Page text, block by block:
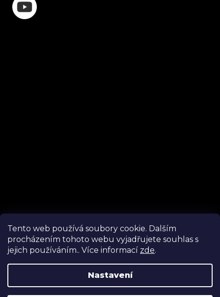
Tento web používá soubory cookie. Dalším
procházením tohoto webu vyjadřujete souhlas s
jejich používáním.. Více informací zde.
Nastavení
Sledovat na Instagramu
Vytvořil Shoptet